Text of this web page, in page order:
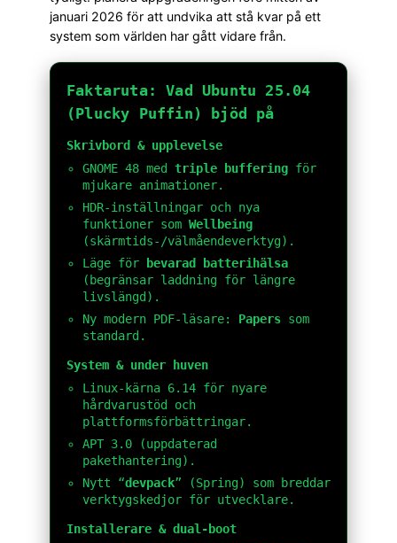
januari 2026 för att undvika att stå kvar på ett
system som världen har gått vidare från.
Faktaruta: Vad Ubuntu 25.04
(Plucky Puffin) bjöd på
Skrivbord & upplevelse
GNOME 48 med triple buffering för
mjukare animationer.
HDR-inställningar och nya
funktioner som Wellbeing
(skärmtids-/välmåendeverktyg).
Läge för
bevarad batterihälsa
(begränsar laddning för längre
livslängd).
Ny modern PDF-läsare: Papers som
standard.
System & under huven
Linux-kärna 6.14 för nyare
hårdvarustöd och
plattformsförbättringar.
APT 3.0 (uppdaterad
pakethantering).
Nytt “devpack” (Spring) som breddar
verktygskedjor för utvecklare.
Installerare & dual-boot